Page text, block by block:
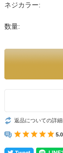
ネジカラー:
数量:
返品についての詳
5.0